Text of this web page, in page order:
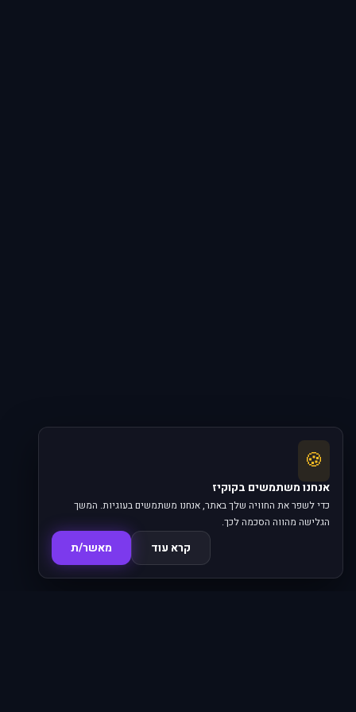
🍪
אנחנו משתמשים בקוקיז
כדי לשפר את החוויה שלך באתר, אנחנו משתמשים בעוגיות. המשך
הגלישה מהווה הסכמה לכך.
קרא עוד מאשר/ת